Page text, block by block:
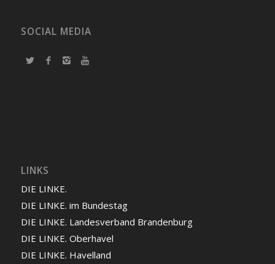
SOCIAL MEDIA
LINKS
DIE LINKE.
DIE LINKE. im Bundestag
DIE LINKE. Landesverband Brandenburg
DIE LINKE. Oberhavel
DIE LINKE. Havelland